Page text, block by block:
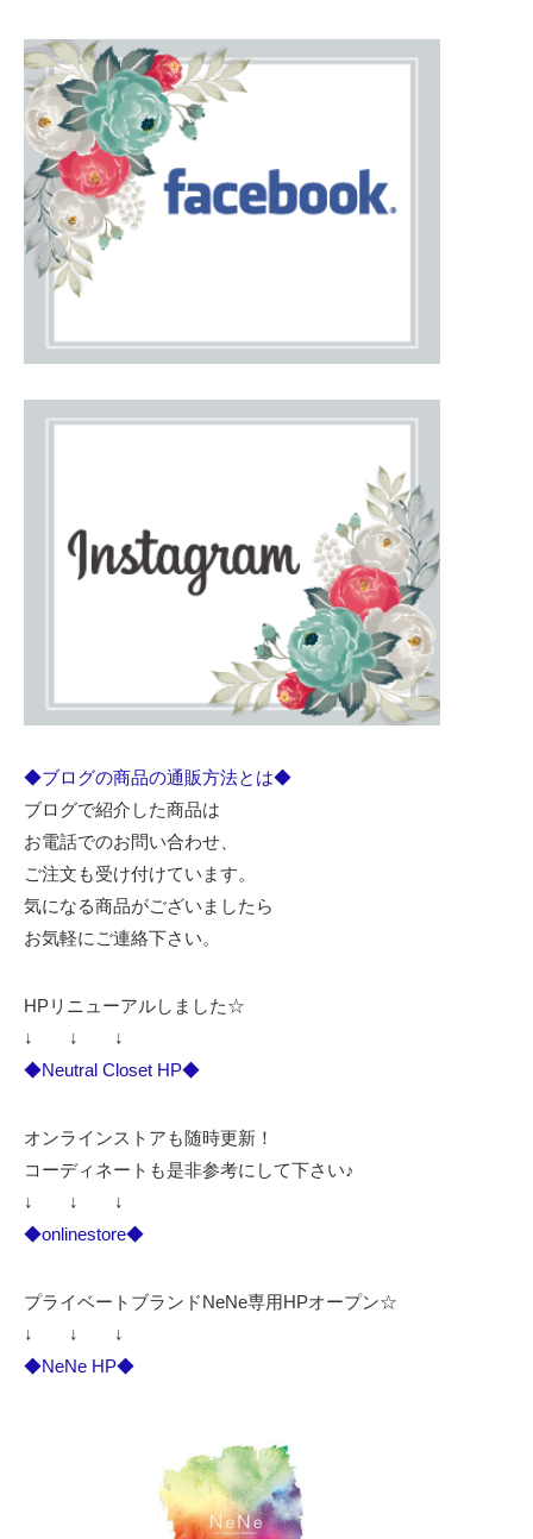
◆ブログの商品の通販方法とは◆
ブログで紹介した商品は
お電話でのお問い合わせ、
ご注文も受け付けています。
気になる商品がございましたら
お気軽にご連絡下さい。
HPリニューアルしました☆
↓ ↓ ↓
◆Neutral Closet HP◆
オンラインストアも随時更新！
コーディネートも是非参考にして下さい♪
↓ ↓ ↓
◆onlinestore◆
プライベートブランドNeNe専用HPオープン☆
↓ ↓ ↓
◆NeNe HP◆